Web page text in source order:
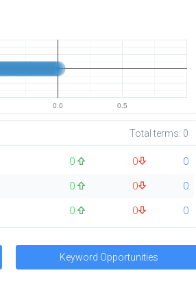
0.0 0.5
Total terms: 0
0 0
0
0 0
0
0 0 0
Keyword Opportunities